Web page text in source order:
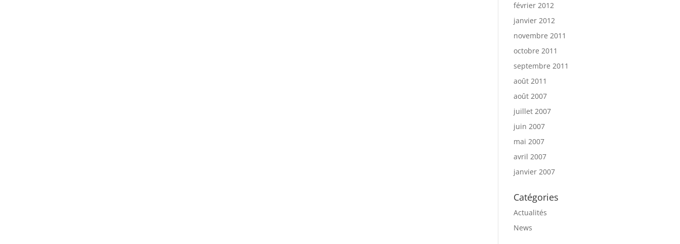
février 2012
janvier 2012
novembre 2011
octobre 2011
septembre 2011
août 2011
août 2007
juillet 2007
juin 2007
mai 2007
avril 2007
janvier 2007
Catégories
Actualités
News